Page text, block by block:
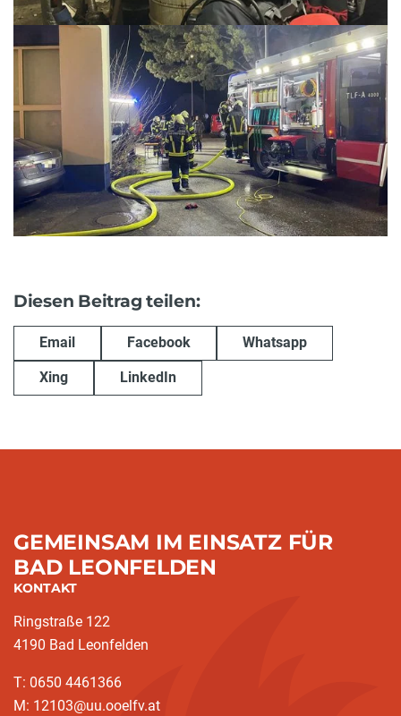
Diesen Beitrag teilen:
Email Facebook Whatsapp
Xing LinkedIn
GEMEINSAM IM EINSATZ FÜR
BAD LEONFELDEN
KONTAKT
Ringstraße 122
4190 Bad Leonfelden
T: 0650 4461366
M: 12103@uu.ooelfv.at